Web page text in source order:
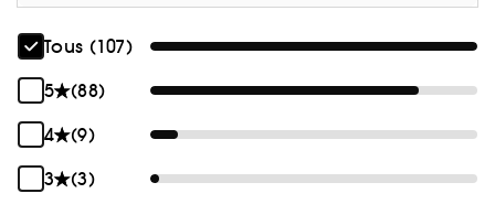
Tous (107)
5
(88)
4
(9)
3
(3)